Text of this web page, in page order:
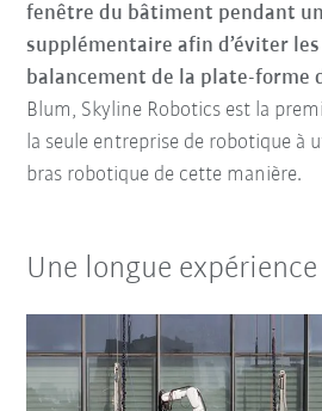
fenêtre du bâtiment pendant
supplémentaire afin d’éviter
balancement de la plate-forme
Blum, Skyline Robotics est la
la seule entreprise de robotique à
bras robotique de cette manière.
Une longue